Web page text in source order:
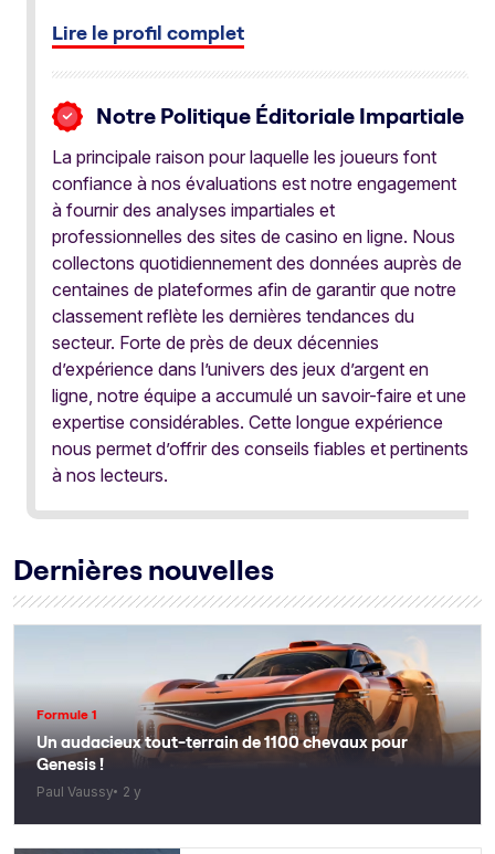
Lire le profil complet
Notre Politique Éditoriale Impartiale
La principale raison pour laquelle les joueurs font
confiance à nos évaluations est notre engagement
à fournir des analyses impartiales et
professionnelles des sites de casino en ligne. Nous
collectons quotidiennement des données auprès de
centaines de plateformes afin de garantir que notre
classement reflète les dernières tendances du
secteur. Forte de près de deux décennies
d’expérience dans l’univers des jeux d’argent en
ligne, notre équipe a accumulé un savoir-faire et une
expertise considérables. Cette longue expérience
nous permet d’offrir des conseils fiables et pertinents
à nos lecteurs.
Dernières nouvelles
Formule 1
Un audacieux tout-terrain de 1100 chevaux pour
Genesis !
Paul Vaussy 2 y